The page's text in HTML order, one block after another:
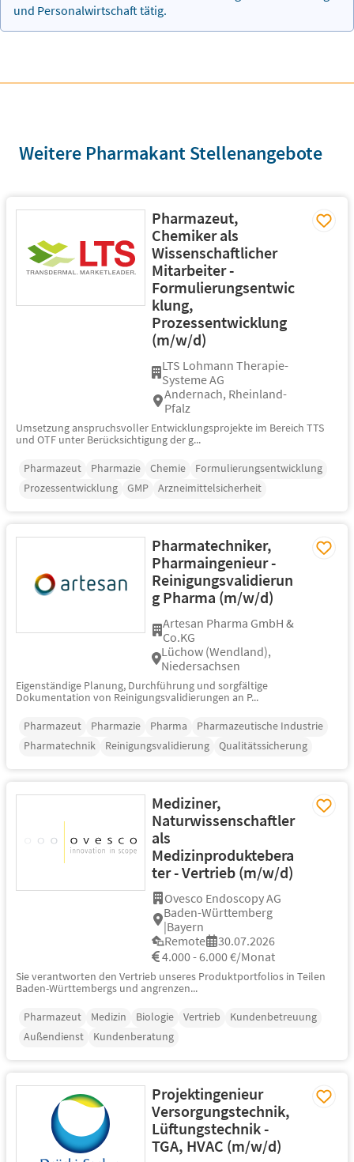
und Personalwirtschaft tätig.
Weitere Pharmakant Stellenangebote
Pharmazeut,
Chemiker als
Wissenschaftlicher
Mitarbeiter -
Formulierungsentwic
klung,
Prozessentwicklung
(m/w/d)
LTS Lohmann Therapie-
Systeme AG
Andernach, Rheinland-
Pfalz
Umsetzung anspruchsvoller Entwicklungsprojekte im Bereich TTS
und OTF unter Berücksichtigung der g...
Pharmazeut
Pharmazie Chemie
Formulierungsentwicklung
Prozessentwicklung
GMP Arzneimittelsicherheit
Pharmatechniker,
Pharmaingenieur -
Reinigungsvalidierun
g Pharma (m/w/d)
Artesan Pharma GmbH &
Co.KG
Lüchow (Wendland),
Niedersachsen
Eigenständige Planung, Durchführung und sorgfältige
Dokumentation von Reinigungsvalidierungen an P...
Pharmazeut
Pharmazie Pharma
Pharmazeutische Industrie
Pharmatechnik
Reinigungsvalidierung Qualitätssicherung
Mediziner,
Naturwissenschaftler
als
Medizinproduktebera
ter - Vertrieb (m/w/d)
Ovesco Endoscopy AG
Baden-Württemberg
|Bayern
Remote
30.07.2026
4.000 - 6.000 €/Monat
Sie verantworten den Vertrieb unseres Produktportfolios in Teilen
Baden-Württembergs und angrenzen...
Pharmazeut
Medizin Biologie Vertrieb
Kundenbetreuung
Außendienst
Kundenberatung
Projektingenieur
Versorgungstechnik,
Lüftungstechnik -
TGA, HVAC (m/w/d)